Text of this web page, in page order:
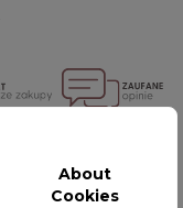
About
Cookies